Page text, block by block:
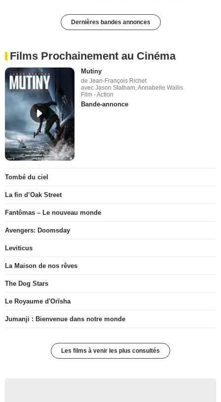
Dernières bandes annonces
Films Prochainement au Cinéma
Mutiny
de Jean-François Richet
avec Jason Statham, Annabelle Wallis
Film - Action
Bande-annonce
Tombé du ciel
La fin d’Oak Street
Fantômas – Le nouveau monde
Avengers: Doomsday
Leviticus
La Maison de nos rêves
The Dog Stars
Le Royaume d'Orïsha
Jumanji : Bienvenue dans notre monde
Les films à venir les plus consultés